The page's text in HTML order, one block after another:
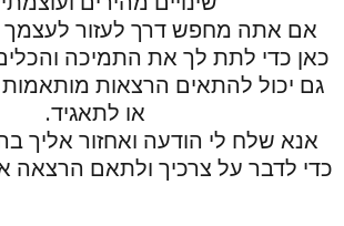
אם אתה מחפש דרך לעזור לעצמך
כאן כדי לתת לך את התמיכה
גם יכול להתאים הרצאות
או לתאגיד.
אנא שלח לי הודעה ואחזור אליך
כדי לדבר על צרכיך ולתאם הרצאה